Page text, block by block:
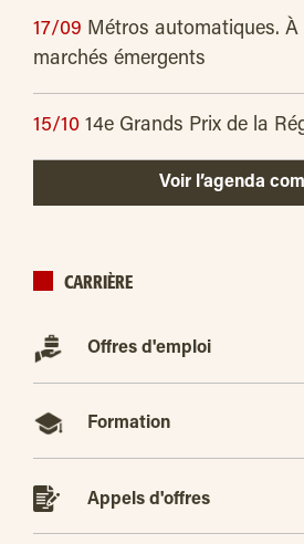
17/09 Métros automatiques. À
marchés émergents
15/10 14e Grands Prix de la
Voir l’agenda
CARRIÈRE
Offres d'emploi
Formation
Appels d'offres